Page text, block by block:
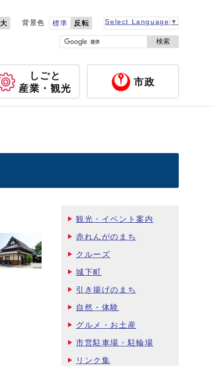
背景色 標準 反転 Select Language ▼
検索
しごと
産業・観光
市政
観光・イベント案内
赤れんがのまち
クルーズ
城下町
引き揚げのまち
自然・体験
グルメ・お土産
市営駐車場・駐輪場
リンク集